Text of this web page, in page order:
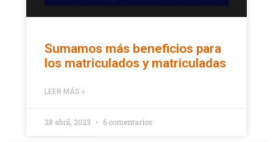
Sumamos más beneficios para
los matriculados y matriculadas
LEER MÁS »
28 abril, 2023 6 comentarios